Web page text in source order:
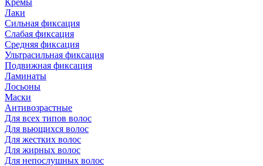
Кремы
Лаки
Сильная фиксация
Слабая фиксация
Средняя фиксация
Ультрасильная фиксация
Подвижная фиксация
Ламинаты
Лосьоны
Маски
Антивозрастные
Для всех типов волос
Для вьющихся волос
Для жестких волос
Для жирных волос
Для непослушных волос